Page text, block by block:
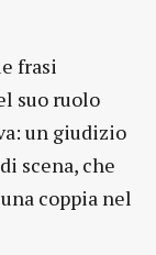
frasi
suo ruolo
un giudizio
scena, che
coppia nel